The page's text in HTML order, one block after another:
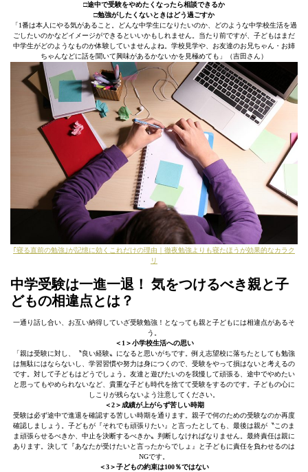
□途中で受験をやめたくなったら相談できるか
□勉強がしたくないときはどう過ごすか
「1番は本人にやる気があること。どんな中学生になりたいのか、どのような中学校生活を過
ごしたいのかなどイメージができるといいかもしれません。当たり前ですが、子どもはまだ
中学生がどのようなものか体験していませんよね。学校見学や、お友達のお兄ちゃん・お姉
ちゃんなどに話を聞いて興味があるかないかを見極めても」（吉田さん）
｢寝る直前の勉強｣が記憶に効くこれだけの理由｜徹夜勉強よりも寝たほうが効果的なカラク
リ
中学受験は一進一退！ 気をつけるべき親と子
どもの相違点とは？
一通り話し合い、お互い納得していざ受験勉強！となっても親と子どもには相違点があるそ
う。
＜1＞小学校生活への思い
「親は受験に対し、〝良い経験〟になると思いがちです。例え志望校に落ちたとしても勉強
は無駄にはならないし、学習習慣や努力は身につくので、受験をやって損はないと考えるの
です。対して子どもはどうでしょう。友達と遊びたいのを我慢して頑張る、途中でやめたい
と思ってもやめられないなど、貴重な子ども時代を捨てて受験をするのです。子どもの心に
しこりが残らないよう注意してください。
＜2＞成績が上がらず苦しい時期
受験は必ず途中で進退を確認する苦しい時期を通ります。親子で何のための受験なのか再度
確認しましょう。子どもが『それでも頑張りたい』と言ったとしても、最後は親が〝このま
ま頑張らせるべきか、中止を決断するべきか〟判断しなければなりません。最終責任は親に
あります。決して『あなたが受けたいと言ったからでしょ』と子どもに責任を負わせるのは
NGです。
＜3＞子どもの約束は100％ではない